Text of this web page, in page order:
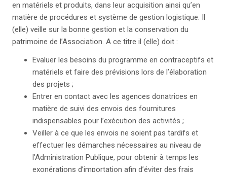
en matériels et produits, dans leur acquisition ainsi qu’en
matière de procédures et système de gestion logistique. Il
(elle) veille sur la bonne gestion et la conservation du
patrimoine de l’Association. A ce titre il (elle) doit :
Evaluer les besoins du programme en contraceptifs et
matériels et faire des prévisions lors de l’élaboration
des projets ;
Entrer en contact avec les agences donatrices en
matière de suivi des envois des fournitures
indispensables pour l’exécution des activités ;
Veiller à ce que les envois ne soient pas tardifs et
effectuer les démarches nécessaires au niveau de
l’Administration Publique, pour obtenir à temps les
exonérations d’importation afin d’éviter des frais